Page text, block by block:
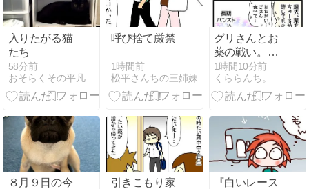
入りたがる猫
たち
58分前
おそらくその平凡こそ幸せ(猫と家族の日常絵日記）
呼び捨て厳禁
1時間前
松平さんちの三姉妹
グリさんとお
薬の戦い。知
恵比べ。
1時間10分前
くららんち。
８月９日の今
引きこもり家
『白いレース